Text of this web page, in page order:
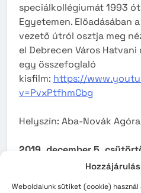
Weboldalunk sütiket (cookie)
speciálkollégiumát 1993
Egyetemen. Előadásában
vezető útról osztja meg
el Debrecen Város
egy összefoglaló
kisfilm: https://
v=PvxPtfhmCbg
Helyszín: Aba-Novák
2019. december 5.